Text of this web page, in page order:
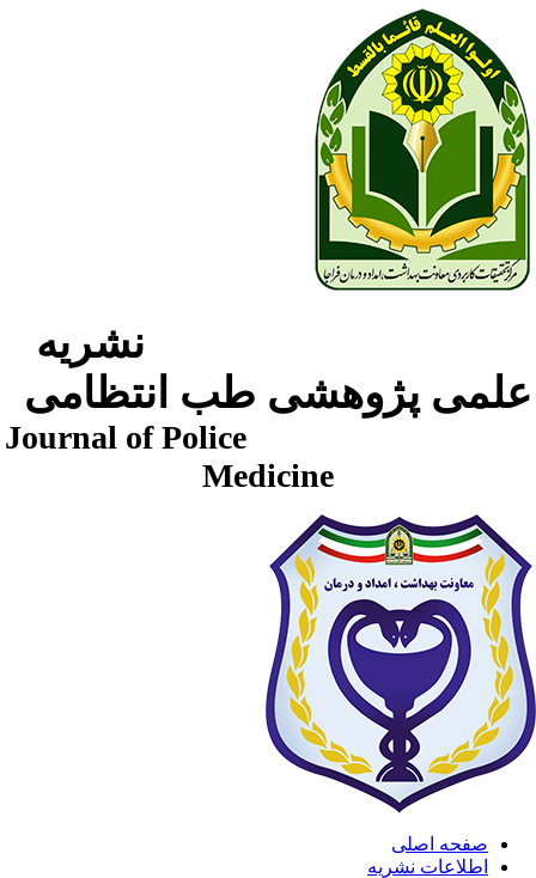
نشریه
پژوهشی طب انتظامی
Journal of Police
Medicine
صفحه اصلی
اطلاعات نشریه